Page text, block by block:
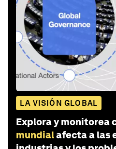
LA VISIÓN GLOBAL
Explora y monitorea
mundialafecta a las